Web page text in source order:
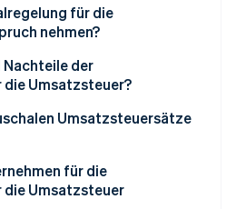
für die
nehmen?
Nachteile der
Umsatzsteuer?
dafür entscheiden
Umsatzsteuersätze
für die
die Umsatzsteuer